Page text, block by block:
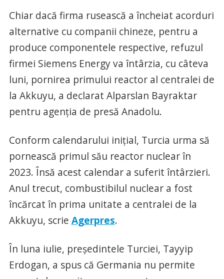
Chiar dacă firma rusească a încheiat acorduri
alternative cu companii chineze, pentru a
produce componentele respective, refuzul
firmei Siemens Energy va întârzia, cu câteva
luni, pornirea primului reactor al centralei de
la Akkuyu, a declarat Alparslan Bayraktar
pentru agenţia de presă Anadolu.
Conform calendarului iniţial, Turcia urma să
pornească primul său reactor nuclear în
2023. Însă acest calendar a suferit întârzieri.
Anul trecut, combustibilul nuclear a fost
încărcat în prima unitate a centralei de la
Akkuyu, scrie Agerpres.
În luna iulie, preşedintele Turciei, Tayyip
Erdogan, a spus că Germania nu permite